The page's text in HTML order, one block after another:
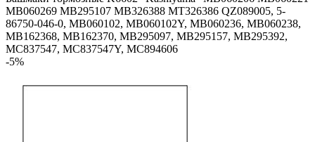
MB060269 MB295107 MB326388 MT326386 QZ089005, 5-
86750-046-0, MB060102, MB060102Y, MB060236, MB060238,
MB162368, MB162370, MB295097, MB295157, MB295392,
MC837547, MC837547Y, MC894606
-5%